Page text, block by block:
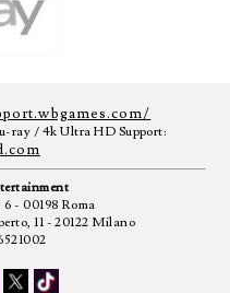
ray / 4k Ultra HD Support:
- 00198 Roma
11 - 20122 Milano